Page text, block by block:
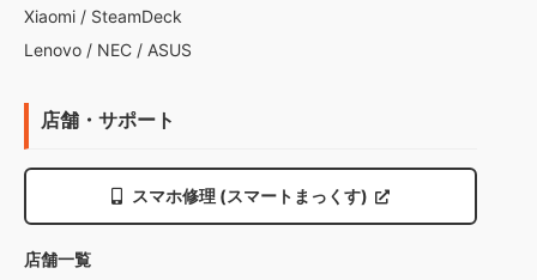
Xiaomi / SteamDeck
Lenovo / NEC / ASUS
店舗・サポート
スマホ修理 (スマートまっくす)
店舗一覧